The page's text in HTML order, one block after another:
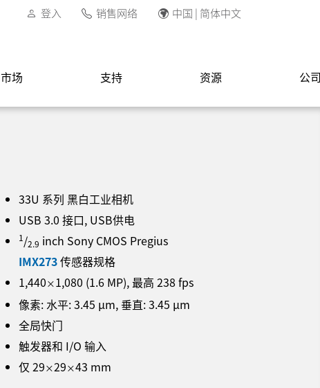
登入 销售网络 中国 | 简体中文
市场 支持 资源 公
33U 系列 黑白工业相机
USB 3.0 接口, USB供电
1/2.9 inch Sony CMOS Pregius
IMX273传感器规格
1,440×1,080 (1.6 MP), 最高 238 fps
像素: 水平:3.45 µm, 垂直:3.45 µm
全局快门
触发器和 I/O 输入
仅 29×29×43 mm